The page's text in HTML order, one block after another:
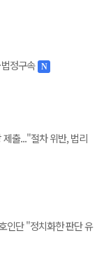
정구속 N
출..."절차 위반, 법리
인단 "정치화한 판단 유